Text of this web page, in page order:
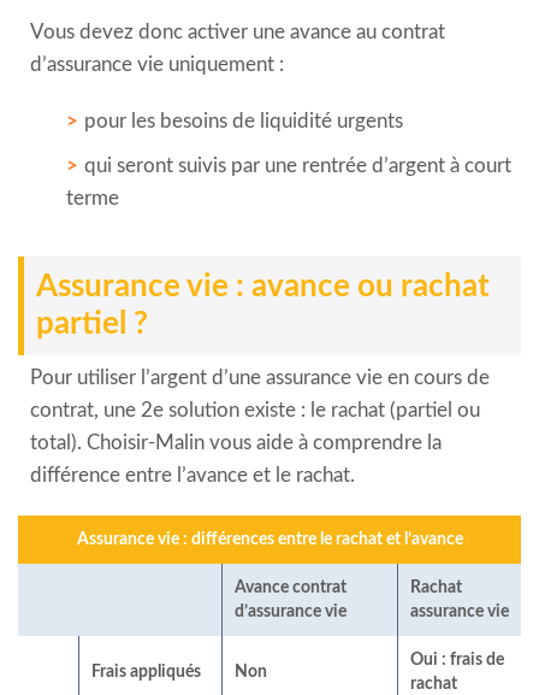
Vous devez donc activer une avance au contrat
d’assurance vie uniquement :
pour les besoins de liquidité urgents
qui seront suivis par une rentrée d’argent à court
terme
Assurance vie : avance ou rachat
partiel ?
Pour utiliser l’argent d’une assurance vie en cours de
contrat, une 2e solution existe : le rachat (partiel ou
total). Choisir-Malin vous aide à comprendre la
différence entre l’avance et le rachat.
Assurance vie : différences entre le rachat et l’avance
Avance contrat
d’assurance vie
Rachat
assurance vie
Frais appliqués Non
Oui : frais de
rachat